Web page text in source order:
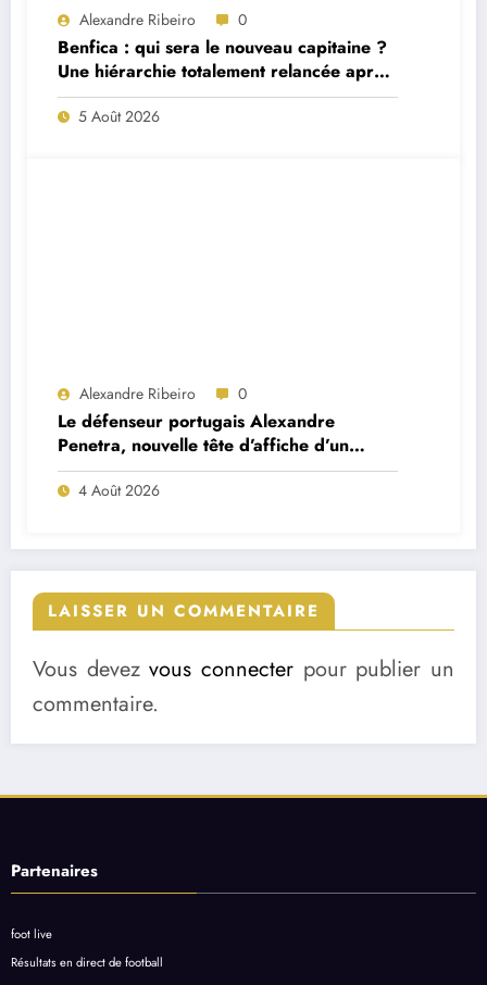
Alexandre Ribeiro 0
Benfica : qui sera le nouveau capitaine ?
Une hiérarchie totalement relancée après
deux départs majeurs
5 Août 2026
Alexandre Ribeiro 0
Le défenseur portugais Alexandre
Penetra, nouvelle tête d’affiche d’un
projet très ambitieux
4 Août 2026
LAISSER UN COMMENTAIRE
Vous devezvous connecter pour publier un
commentaire.
Partenaires
foot live
Résultats en direct de football